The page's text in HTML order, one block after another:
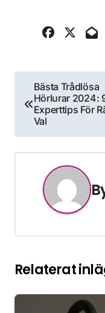
Bästa Trådlösa
Hörlurar 2024:
Experttips För
Val
Relaterat